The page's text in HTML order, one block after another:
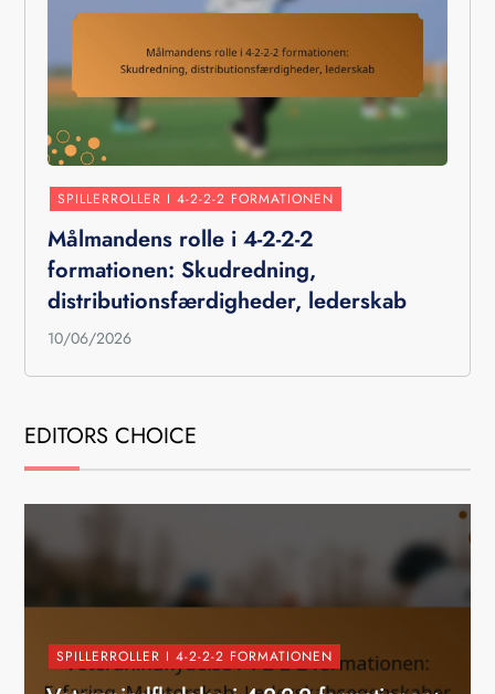
SPILLERROLLER I 4-2-2-2 FORMATIONEN
Målmandens rolle i 4-2-2-2
formationen: Skudredning,
distributionsfærdigheder, lederskab
10/06/2026
EDITORS CHOICE
SPILLERROLLER I 4-2-2-2 FORMATIONEN